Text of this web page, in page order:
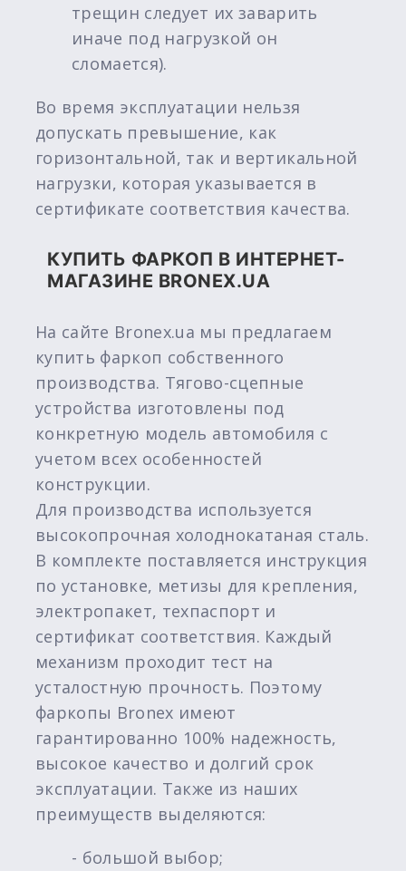
трещин следует их заварить
иначе под нагрузкой он
сломается).
Во время эксплуатации нельзя
допускать превышение, как
горизонтальной, так и вертикальной
нагрузки, которая указывается в
сертификате соответствия качества.
КУПИТЬ ФАРКОП В ИНТЕРНЕТ-
МАГАЗИНЕ BRONEX.UA
На сайте Bronex.ua мы предлагаем
купить фаркоп собственного
производства. Тягово-сцепные
устройства изготовлены под
конкретную модель автомобиля с
учетом всех особенностей
конструкции.
Для производства используется
высокопрочная холоднокатаная сталь.
В комплекте поставляется инструкция
по установке, метизы для крепления,
электропакет, техпаспорт и
сертификат соответствия. Каждый
механизм проходит тест на
усталостную прочность. Поэтому
фаркопы Bronex имеют
гарантированно 100% надежность,
высокое качество и долгий срок
эксплуатации. Также из наших
преимуществ выделяются:
- большой выбор;